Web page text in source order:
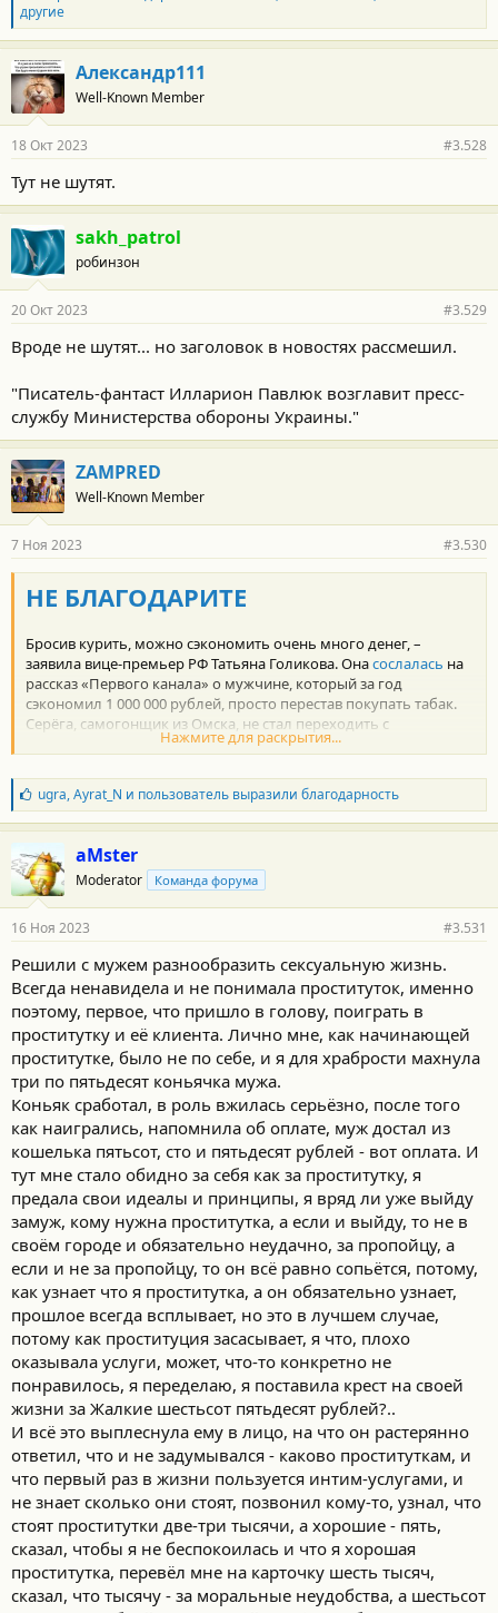
л
а
г
о
д
а
р
о
т
и
другие
Александр111
Well-Known Member
18 Окт 2023 #3.528
Тут не шутят.
sakh_patrol
робинзон
20 Окт 2023 #3.529
Вроде не шутят... но заголовок в новостях рассмешил.
"Писатель-фантаст Илларион Павлюк возглавит пресс-
службу Министерства обороны Украины."
ZAMPRED
Well-Known Member
7 Ноя 2023 #3.530
НЕ БЛАГОДАРИТЕ
Бросив курить, можно сэкономить очень много денег, –
заявила вице-премьер РФ Татьяна Голикова. Онасослалась на
рассказ «Первого канала» о мужчине, который за год
сэкономил 1 000 000 рублей, просто перестав покупать табак.
Серёга, самогонщик из Омска, не стал переходить с
баклажанной икры на белужью и сэкономил уже 2 000 000
возможности и не стал приобретать вертолёт Robinson, а
продолжил ездить на маршрутке. Благодаря этому
смекалистый Михаил сохранил как минимум $700 000.
вместо коньяка Henri IV Dudognon Heritage Cognac Grande
Champagne, что экономит ему $2 000 000 в месяц. Дробильщик
бетона из Воронежа Валера отказался от покупки пентхауса в
Odeon Tower (Монако) за 300 000 000 евро, а купил в ипотеку на
20 лет студию 11 кв м. в Новоебенёво, что сэкономило ему 299
970 000 евро. Вы прослушали удивительные истории успеха от
Татьяны Голиковой
Нажмите для раскрытия...
Б
л
а
о
д
а
н
с
т
и
ugra,Ayrat_N и пользовательвыразили благодарность
aMster
Moderator Команда форума
16 Ноя 2023 #3.531
Решили с мужем разнообразить сексуальную жизнь.
Всегда ненавидела и не понимала проституток, именно
поэтому, первое, что пришло в голову, поиграть в
проститутку и её клиента. Лично мне, как начинающей
проститутке, было не по себе, и я для храбрости махнула
три по пятьдесят коньячка мужа.
Коньяк сработал, в роль вжилась серьёзно, после того
как наигрались, напомнила об оплате, муж достал из
кошелька пятьсот, сто и пятьдесят рублей - вот оплата. И
тут мне стало обидно за себя как за проститутку, я
предала свои идеалы и принципы, я вряд ли уже выйду
замуж, кому нужна проститутка, а если и выйду, то не в
своём городе и обязательно неудачно, за пропойцу, а
если и не за пропойцу, то он всё равно сопьётся, потому,
как узнает что я проститутка, а он обязательно узнает,
прошлое всегда всплывает, но это в лучшем случае,
потому как проституция засасывает, я что, плохо
оказывала услуги, может, что-то конкретно не
понравилось, я переделаю, я поставила крест на своей
жизни за Жалкие шестьсот пятьдесят рублей?..
И всё это выплеснула ему в лицо, на что он растерянно
ответил, что и не задумывался - каково проституткам, и
что первый раз в жизни пользуется интим-услугами, и
не знает сколько они стоят, позвонил кому-то, узнал, что
стоят проститутки две-три тысячи, а хорошие - пять,
сказал, чтобы я не беспокоилась и что я хорошая
проститутка, перевёл мне на карточку шесть тысяч,
сказал, что тысячу - за моральные неудобства, а шестьсот